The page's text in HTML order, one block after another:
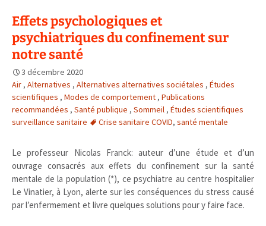
Effets psychologiques et
psychiatriques du confinement sur
notre santé
3 décembre 2020
Air , Alternatives , Alternatives alternatives sociétales , Études
scientifiques , Modes de comportement , Publications
recommandées , Santé publique , Sommeil , Études scientifiques
surveillance sanitaire
Crise sanitaire COVID, santé mentale
Le professeur Nicolas Franck: auteur d’une étude et d’un
ouvrage consacrés aux effets du confinement sur la santé
mentale de la population (*), ce psychiatre au centre hospitalier
Le Vinatier, à Lyon, alerte sur les conséquences du stress causé
par l’enfermement et livre quelques solutions pour y faire face.